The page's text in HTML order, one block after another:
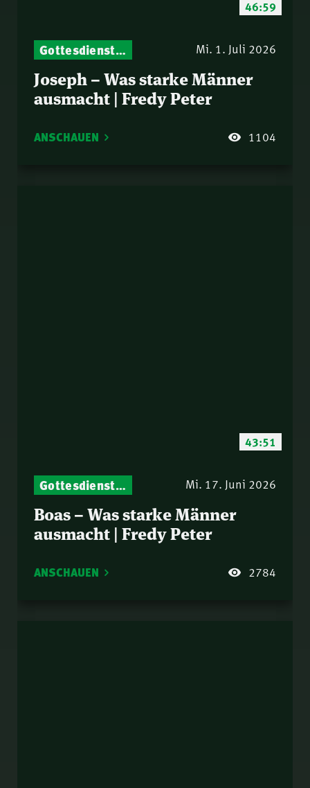
46:59
Gottesdienst-Botschaften – Jeden Sonntag neu: Aktuelle Predigten vom Mitternachtsruf Mi. 1. Juli 2026
Joseph – Was starke Männer
ausmacht | Fredy Peter
ANSCHAUEN 1104
43:51
Gottesdienst-Botschaften – Jeden Sonntag neu: Aktuelle Predigten vom Mitternachtsruf Mi. 17. Juni 2026
Boas – Was starke Männer
ausmacht | Fredy Peter
ANSCHAUEN 2784